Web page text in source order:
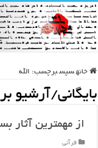
خانه سپس برچسب: الله
بایگانی/آرشیو
از مهمترین آثار
قرآنی